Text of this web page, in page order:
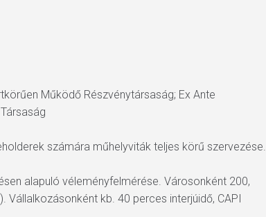
Működő Részvénytársaság; Ex Ante
számára műhelyviták teljes körű szervezése.
alapuló véleményfelmérése. Városonként 200,
kb. 40 perces interjúidő, CAPI